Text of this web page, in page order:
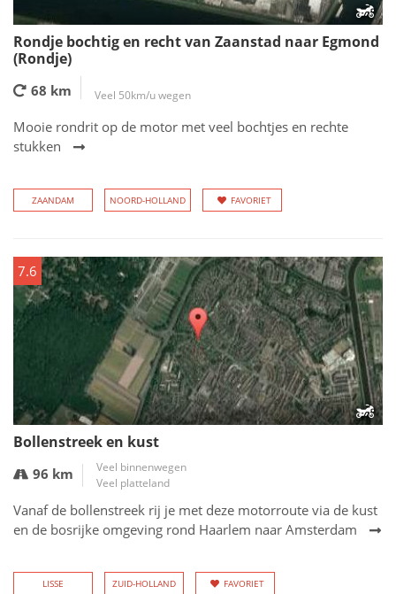
Rondje bochtig en recht van Zaanstad naar Egmond
(Rondje)
68 km Veel 50km/u wegen
Mooie rondrit op de motor met veel bochtjes en rechte
stukken
ZAANDAM NOORD-HOLLAND FAVORIET
7.6
Bollenstreek en kust
96 km
Veel binnenwegen
Veel platteland
Vanaf de bollenstreek rij je met deze motorroute via de kust
en de bosrijke omgeving rond Haarlem naar Amsterdam
LISSE ZUID-HOLLAND FAVORIET